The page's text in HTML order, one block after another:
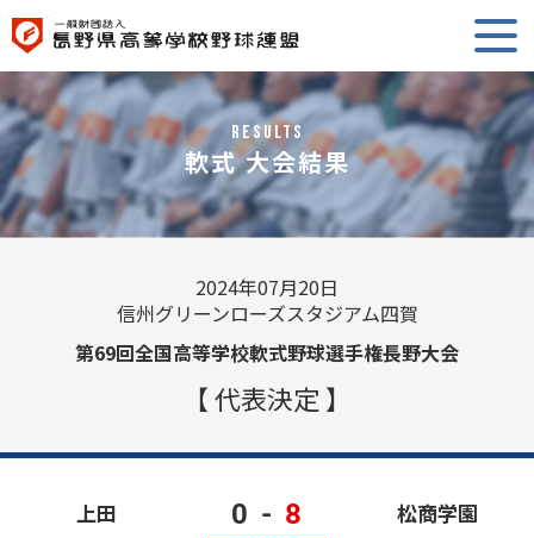
RESULTS
軟式 大会結果
2024年07月20日
信州グリーンローズスタジアム四賀
第69回全国高等学校軟式野球選手権長野大会
【 代表決定 】
上田 0 - 8 松商学園